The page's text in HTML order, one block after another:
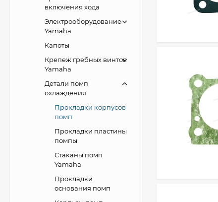
включения хода
Электрооборудование
Yamaha
Капоты
Крепеж гребных винтов
Yamaha
Детали помп
охлаждения
Прокладки корпусов
помп
Прокладки пластины
помпы
Стаканы помп
Yamaha
Прокладки
основания помп